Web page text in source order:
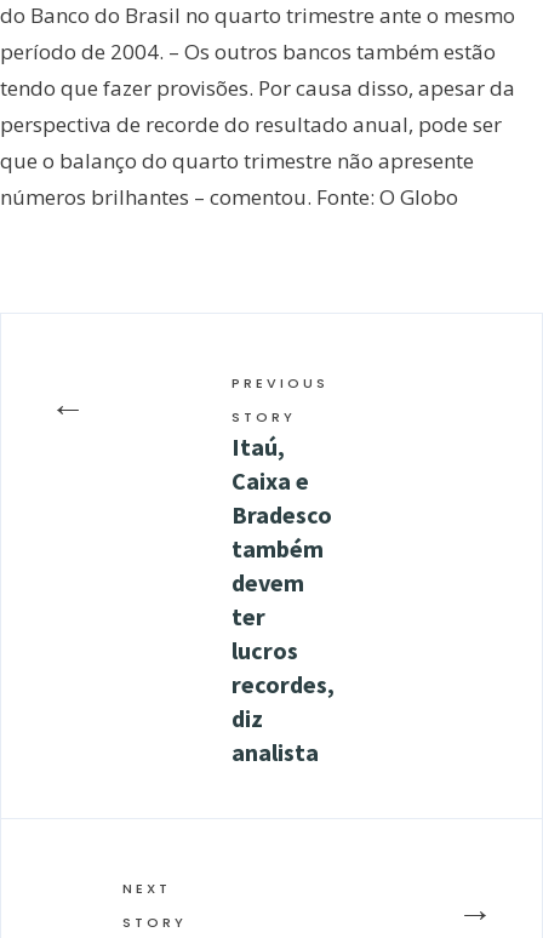
do Banco do Brasil no quarto trimestre ante o mesmo
período de 2004. – Os outros bancos também estão
tendo que fazer provisões. Por causa disso, apesar da
perspectiva de recorde do resultado anual, pode ser
que o balanço do quarto trimestre não apresente
números brilhantes – comentou. Fonte: O Globo
←
PREVIOUS
STORY
Itaú,
Caixa e
Bradesco
também
devem
ter
lucros
recordes,
diz
analista
→
NEXT
STORY